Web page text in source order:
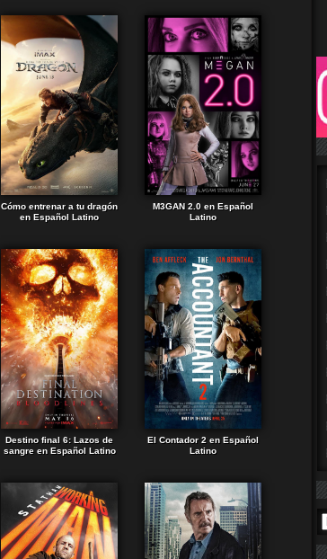
Cómo entrenar a tu dragón
en Español Latino
M3GAN 2.0 en Español
Latino
Destino final 6: Lazos de
sangre en Español Latino
El Contador 2 en Español
Latino